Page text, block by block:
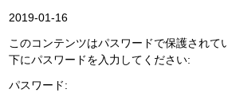
2019-01-16
このコンテンツはパスワードで保護されて
下にパスワードを入力してください:
パスワード: